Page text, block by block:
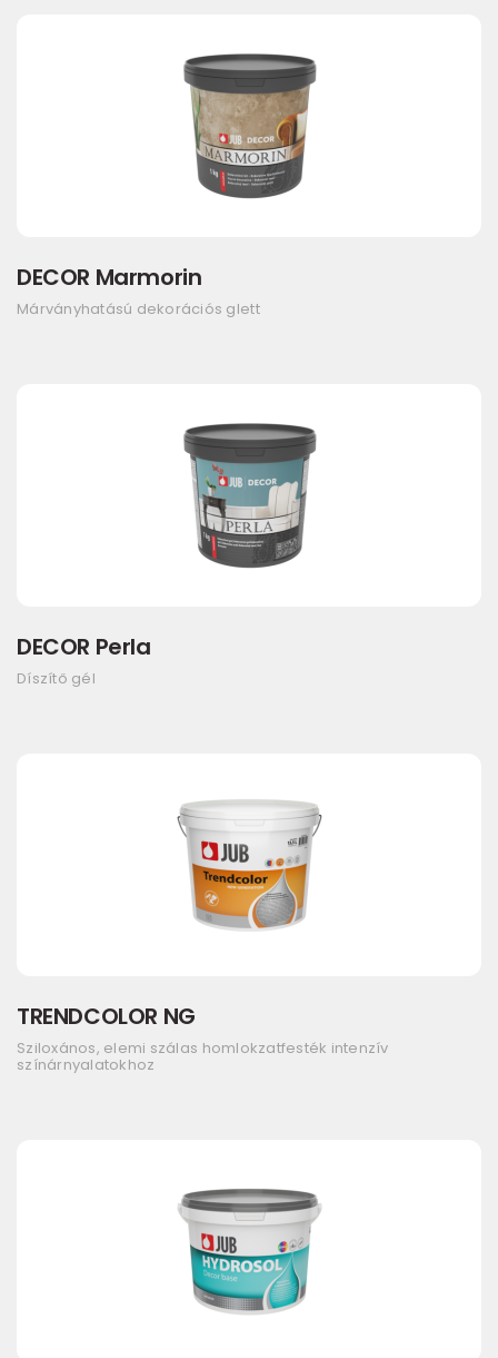
DECOR Marmorin
Márványhatású dekorációs glett
DECOR Perla
Díszítő gél
TRENDCOLOR NG
Sziloxános, elemi szálas homlokzatfesték intenzív
színárnyalatokhoz